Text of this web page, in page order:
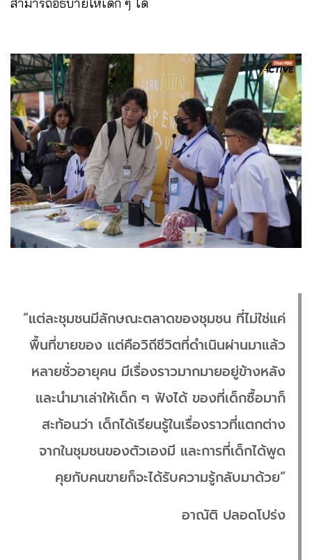
สามารถอธิบายให้เด็ก ๆ ได้
“แต่ละชุมชนมีลักษณะตลาดของชุมชน ที่ไม่ใช่แค่
พื้นที่ขายของ แต่คือวิถีชีวิตที่ดำเนินผ่านมาแล้ว
หลายชั่วอายุคน มีเรื่องราวมากมายอยู่ข้างหลัง
และนำมาเล่าให้เด็ก ๆ ฟังได้ ของที่เด็กซื้อมาก็
สะท้อนว่า เด็กได้เรียนรู้ในเรื่องราวที่แตกต่าง
จากในชุมชนของตัวเองมี และการที่เด็กได้พูด
คุยกับคนขายก็จะได้รับความรู้กลับมาด้วย”
อาณัติ ปลอดโปร่ง